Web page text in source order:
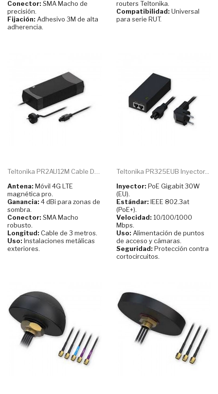
Conector: SMA Macho de
precisión.
Fijación: Adhesivo 3M de alta
adherencia.
routers Teltonika.
Compatibilidad: Universal
para serie RUT.
Antena: Móvil 4G LTE
magnética pro.
Ganancia: 4 dBi para zonas de
sombra.
Conector: SMA Macho
robusto.
Longitud: Cable de 3 metros.
Uso: Instalaciones metálicas
exteriores.
Teltonika PR325EUB Inyector...
Inyector: PoE Gigabit 30W
(EU).
Estándar: IEEE 802.3at
(PoE+).
Velocidad: 10/100/1000
Mbps.
Uso: Alimentación de puntos
de acceso y cámaras.
Seguridad: Protección contra
cortocircuitos.